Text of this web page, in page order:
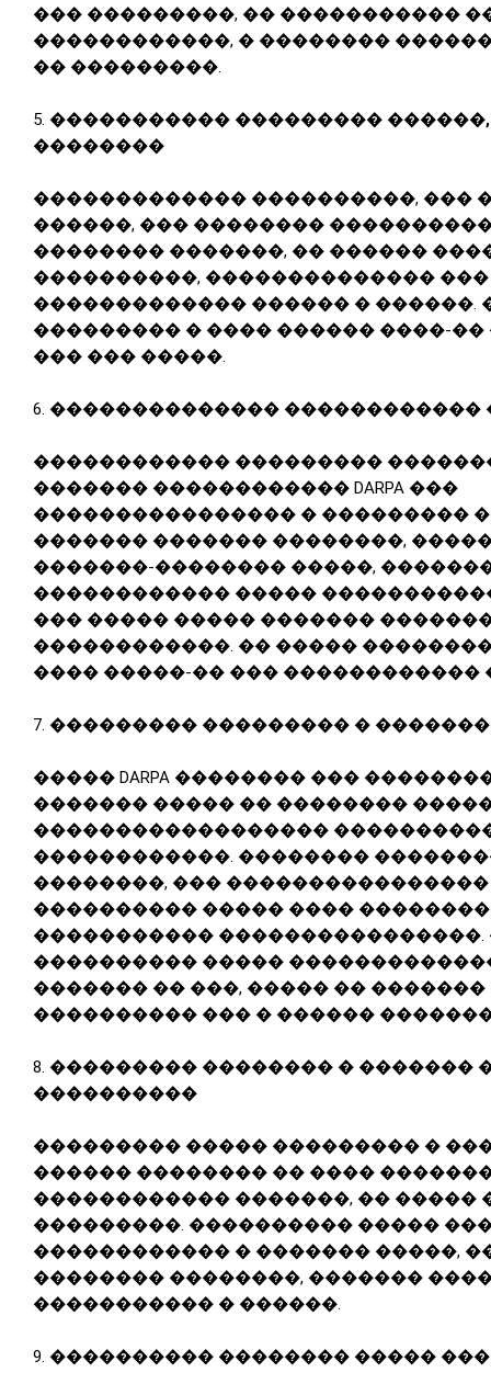
��� ���������, �� �����������
������������, � ��������
�� ���������.
5. ����������� ��������� ������,
��������
������������� ����������, ���
������, ��� ��������
�������� �������, �� ������
����������, ��������������
������������� ������ � ������.
��������� � ���� ������ ����-��
��� ��� �����.
6. �������������� ������������
������������ ���������
������� ������������ DARPA ���
���������������� � ���������
������� ������� ��������,
�������-�������� �����,
������������ �����
��� ����� ����� �������
������������. �� �����
���� �����-�� ��� ������������
7. ��������� ��������� �
����� DARPA �������� ���
������� ����� �� ��������
������������������
������������. ��������
��������, ���
���������� ����� ����
����������� ����������������.
���������� �����
������� �� ���, ����� �� �������
���������� ��� � ������
8. ��������� �������� � �������
����������
��������� ����� ��������� �
������ �������� �� ����
������������ �������, �� �����
���������. ���������� �����
������������ � ������� �����,
�������� ��������, �������
����������� � ������.
9. ���������� �������� ����� ���